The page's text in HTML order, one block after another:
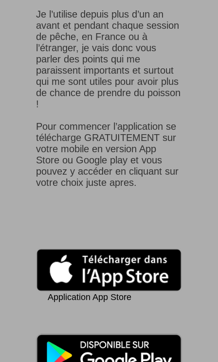
Je l’utilise depuis plus d’un an
avant et pendant chaque session
de pêche, en France ou à
l’étranger, je vais donc vous
parler des points qui me
paraissent importants et surtout
qui me sont utiles pour avoir plus
de chance de prendre du poisson
!
Pour commencer l’application se
télécharge GRATUITEMENT sur
votre mobile en version App
Store ou Google play et vous
pouvez y accéder en cliquant sur
votre choix juste apres.
Application App Store